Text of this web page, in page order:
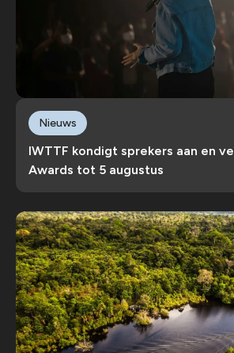
IWTTF kondigt sprekers aan en
Awards tot 5 augustus
Nieuws